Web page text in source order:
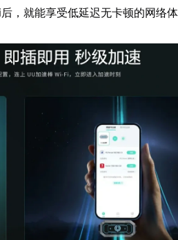
，就能享受低延迟无卡顿的网络